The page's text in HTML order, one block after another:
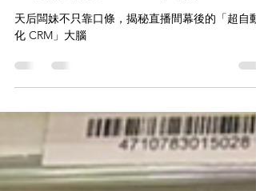
年營收 10 億的祕密！天后闆妹不
只靠口條，揭秘直播間幕後的
「超自動化 CRM」大腦
化 CRM」大腦